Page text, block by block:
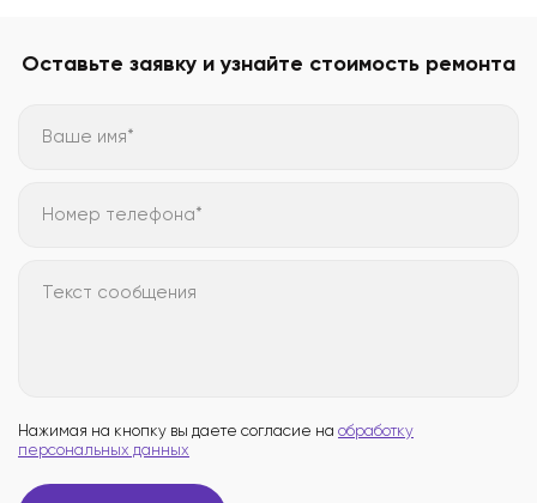
Оставьте заявку и узнайте стоимость ремонта
Ваше имя*
Номер телефона*
Текст сообщения
Нажимая на кнопку вы даете согласие на обработку
персональных данных